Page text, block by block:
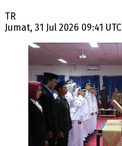
TR
Jumat, 31 Jul 2026 09:41 UTC